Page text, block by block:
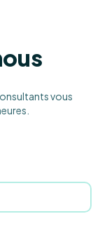
vous